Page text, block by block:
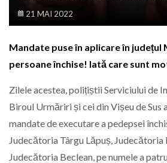
21 MAI 2022
Mandate puse în aplicare în
persoane închise! Iată care sunt
Zilele acestea, polițiștii Serviciului de
Biroul Urmăriri și cei din Vișeu de Sus
mandate de executare a pedepsei
Judecătoria Târgu Lăpuș, Judecătoria
Judecătoria Beclean, pe numele a